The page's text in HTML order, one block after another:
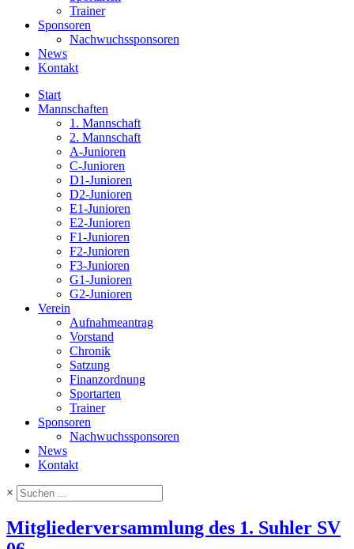
Trainer
Sponsoren
Nachwuchssponsoren
News
Kontakt
Start
Mannschaften
1. Mannschaft
2. Mannschaft
A-Junioren
C-Junioren
D1-Junioren
D2-Junioren
E1-Junioren
E2-Junioren
F1-Junioren
F2-Junioren
F3-Junioren
G1-Junioren
G2-Junioren
Verein
Aufnahmeantrag
Vorstand
Chronik
Satzung
Finanzordnung
Sportarten
Trainer
Sponsoren
Nachwuchssponsoren
News
Kontakt
×
Mitgliederversammlung des 1. Suhler SV